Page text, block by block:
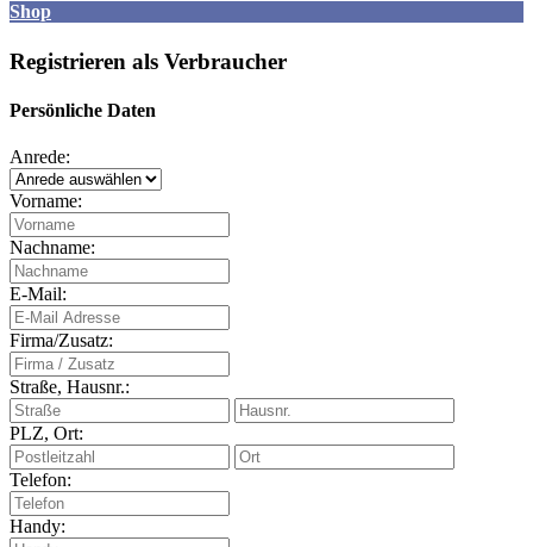
Shop
Registrieren als Verbraucher
Persönliche Daten
Anrede:
Vorname:
Nachname:
E-Mail:
Firma/Zusatz:
Straße, Hausnr.:
PLZ, Ort:
Telefon:
Handy: